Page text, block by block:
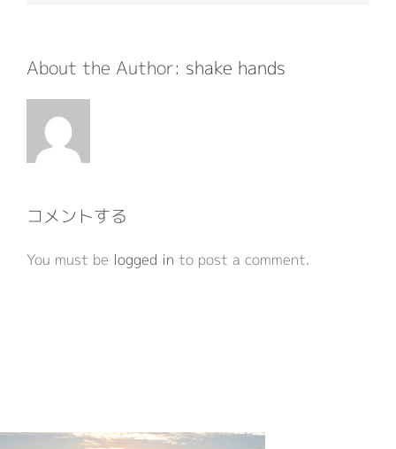
About the Author: shake hands
コメントする
You must be logged in to post a comment.